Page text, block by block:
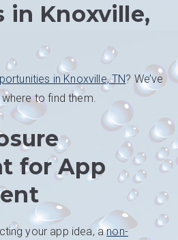
in Knoxville,
in Knoxville, TN? We’ve
to find them.
for App
your app idea, anon-